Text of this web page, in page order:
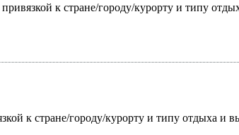
к стране/городу/курорту и типу
к стране/городу/курорту и типу отдыха и